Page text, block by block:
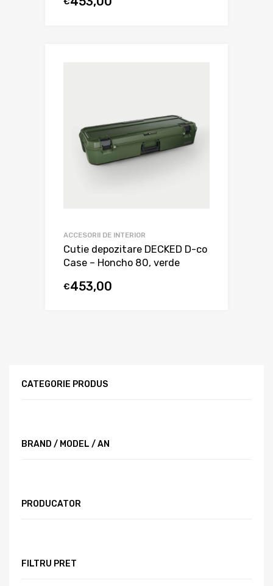
ACCESORII DE INTERIOR
Cutie depozitare DECKED D-co
Case – Honcho 80, verde
€453,00
CATEGORIE PRODUS
BRAND / MODEL / AN
PRODUCATOR
FILTRU PRET